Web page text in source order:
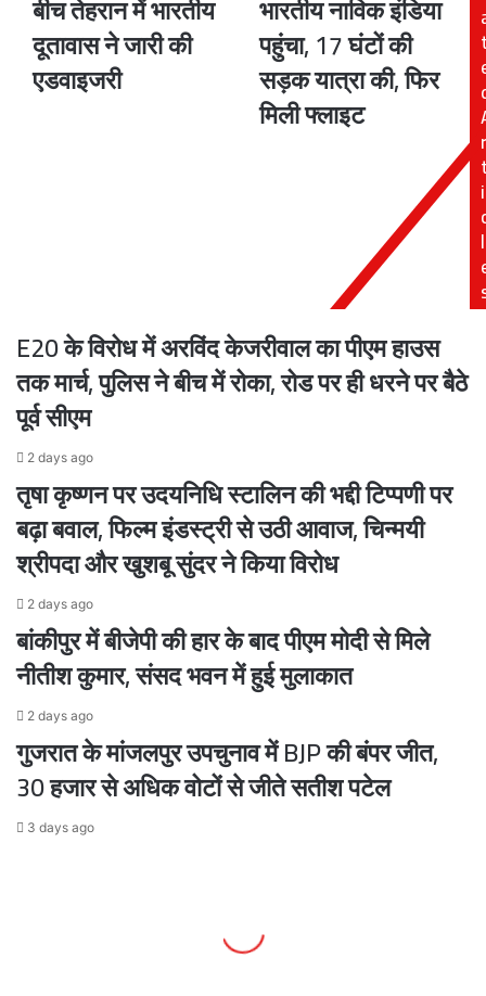
भारत...'
युद्धविराम
के
बीच
बीच तेहरान में भारतीय
दूतावास ने जारी की
एडवाइजरी
दौरान
इराक
में
फंसा
भारतीय
फिर
फ्लाइट
भारतीय नाविक इंडिया
पहुंचा, 17 घंटों की
सड़क यात्रा की, फिर
मिली फ्लाइट
r
i
l
E20 के विरोध में अरविंद केजरीवाल का पीएम हाउस
तक मार्च, पुलिस ने बीच में रोका, रोड पर ही धरने पर बैठे
पूर्व सीएम
2 days ago
तृषा कृष्णन पर उदयनिधि स्टालिन की भद्दी टिप्पणी पर
बढ़ा बवाल, फिल्म इंडस्ट्री से उठी आवाज, चिन्मयी
श्रीपदा और खुशबू सुंदर ने किया विरोध
2 days ago
बांकीपुर में बीजेपी की हार के बाद पीएम मोदी से मिले
नीतीश कुमार, संसद भवन में हुई मुलाकात
2 days ago
गुजरात के मांजलपुर उपचुनाव में BJP की बंपर जीत,
30 हजार से अधिक वोटों से जीते सतीश पटेल
3 days ago